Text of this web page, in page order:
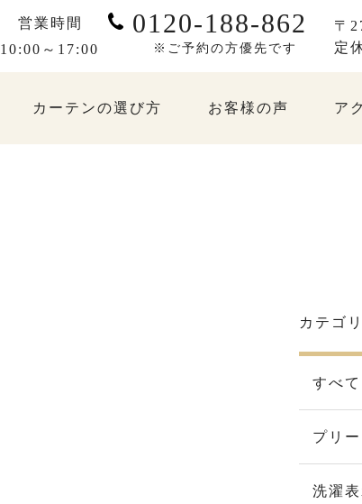
営業時間
10:00～17:00
0120-188-862
※ご予約の方優先です
〒
定
カーテンの選び方 お客様の声 ア
カテゴ
すべて
プリ
洗濯